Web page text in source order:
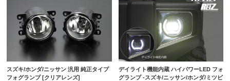
スズキ/ホンダ/ニッサン 汎用 純正タイプ
フォグランプ [クリアレンズ]
デイライト機能内蔵 ハイパワーLED フォ
グランプ -スズキ/ニッサン/ホンダ/ミツビ